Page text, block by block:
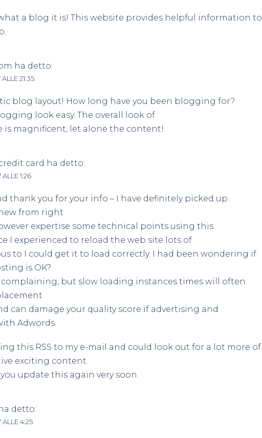
a blog it is! This website provides helpful information to
ha detto:
21:35
blog layout! How long have you been blogging for?
look easy. The overall look of
is magnificent, let alone the content!
card ha detto:
1:26
thank you for your info – I have definitely picked up
from right
expertise some technical points using this
I experienced to reload the web site lots of
to I could get it to load correctly. I had been wondering if
is OK?
complaining, but slow loading instances times will often
can damage your quality score if advertising and
Adwords.
this RSS to my e-mail and could look out for a lot more of
exciting content.
update this again very soon.
detto:
ALLE 4:25